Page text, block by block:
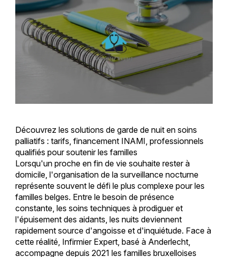
Découvrez les solutions de garde de nuit en soins
palliatifs : tarifs, financement INAMI, professionnels
qualifiés pour soutenir les familles
Lorsqu'un proche en fin de vie souhaite rester à
domicile, l'organisation de la surveillance nocturne
représente souvent le défi le plus complexe pour les
familles belges. Entre le besoin de présence
constante, les soins techniques à prodiguer et
l'épuisement des aidants, les nuits deviennent
rapidement source d'angoisse et d'inquiétude. Face à
cette réalité, Infirmier Expert, basé à Anderlecht,
accompagne depuis 2021 les familles bruxelloises